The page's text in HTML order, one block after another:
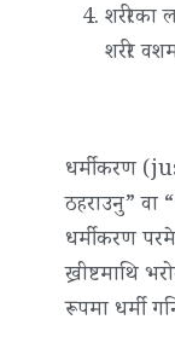
शरीरका
शरीर
धर्मीकरण
ठहराउनु” वा
धर्मीकरण
ख्रीष्टमाथि
रूपमा धर्मी